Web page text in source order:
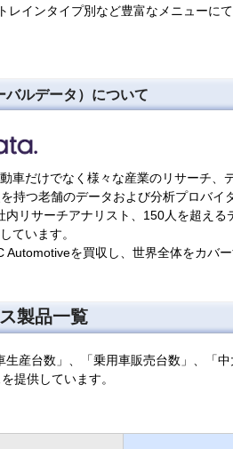
トレインタイプ別など豊富なメニューに
ルデータ）について
車だけでなく様々な産業のリサーチ、
持つ老舗のデータおよび分析プロバイ
内リサーチアナリスト、150人を超え
ています。
Automotiveを買収し、世界全体をカバ
製品一覧
生産台数」、「乗用車販売台数」、「
提供しています。